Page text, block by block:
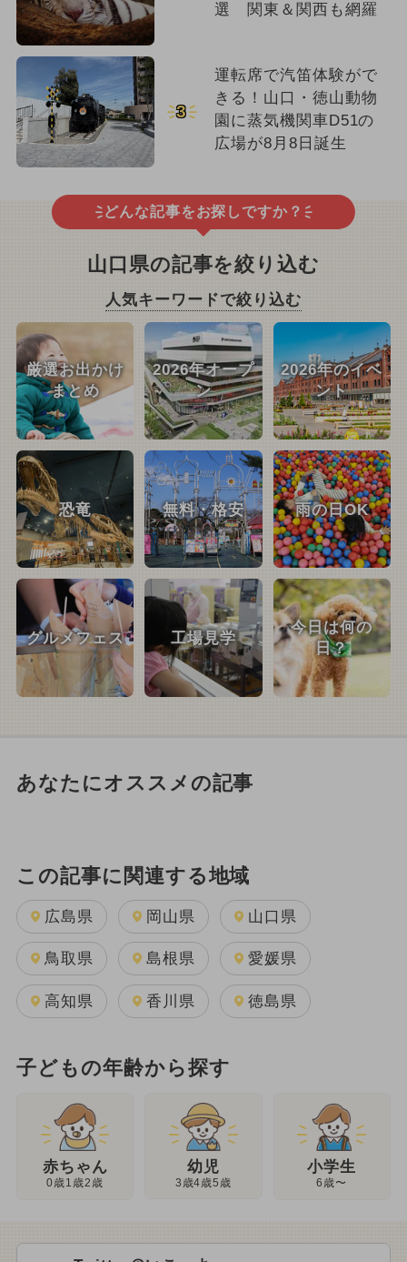
選 関東＆関西も網羅
3
運転席で汽笛体験がで
きる！山口・徳山動物
園に蒸気機関車D51の
広場が8月8日誕生
どんな記事をお探しですか？
山口県の記事を絞り込む
人気キーワードで絞り込む
厳選お出かけ
まとめ
2026年オープ
ン
2026年のイベ
ント
恐竜 無料・格安 雨の日OK
グルメフェス 工場見学
今日は何の
日？
あなたにオススメの記事
この記事に関連する地域
広島県 岡山県 山口県
鳥取県 島根県 愛媛県
高知県 香川県 徳島県
子どもの年齢から探す
赤ちゃん
0歳1歳2歳
幼児
3歳4歳5歳
小学生
6歳〜